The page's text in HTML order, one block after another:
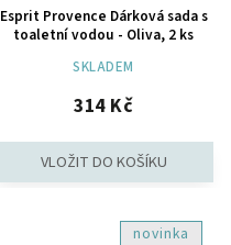
Esprit Provence Dárková sada s
toaletní vodou - Oliva, 2 ks
SKLADEM
314 Kč
novinka